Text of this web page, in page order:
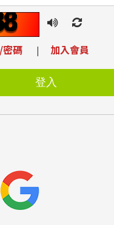
/密碼 | 加入會員